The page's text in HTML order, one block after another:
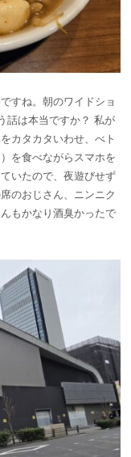
すね。朝のワイドショ
話は本当ですか？ 私が
カタカタいわせ、べト
を食べながらスマホを
いたので、夜遊びせず
のおじさん、ニンニク
もかなり酒臭かったで